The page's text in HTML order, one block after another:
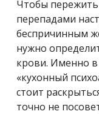
Чтобы пережить
перепадами
беспричинным
нужно
крови. Именно
«кухонный
стоит
точно не